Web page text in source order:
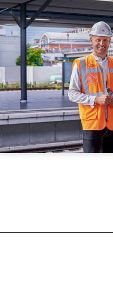
weitergeleitet werden?